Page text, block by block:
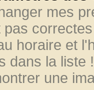
mes
pas
horaire et
dans la liste !
une